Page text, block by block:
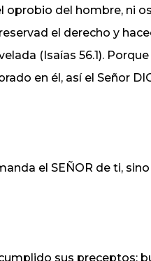
oprobio del hombre, ni os
el derecho y
(Isaías 56.1).
en él, así el Señor
el SEÑOR de ti,
sus preceptos;